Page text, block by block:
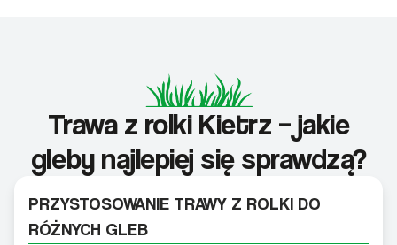
Trawa z rolki Kietrz – jakie
gleby najlepiej się sprawdzą?
PRZYSTOSOWANIE TRAWY Z ROLKI DO
RÓŻNYCH GLEB